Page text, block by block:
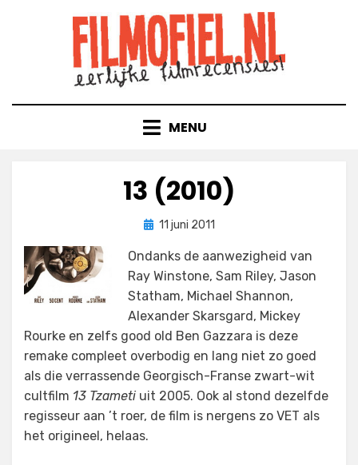
MENU
13 (2010)
doorFilmofiel.nl
Geplaatst
11 juni 2011
Ondanks de aanwezigheid van
Ray Winstone, Sam Riley, Jason
Statham, Michael Shannon,
Alexander Skarsgard, Mickey
Rourke en zelfs good old Ben Gazzara is deze
remake compleet overbodig en lang niet zo goed
als die verrassende Georgisch-Franse zwart-wit
cultfilm 13 Tzameti uit 2005. Ook al stond dezelfde
regisseur aan ’t roer, de film is nergens zo VET als
het origineel, helaas.